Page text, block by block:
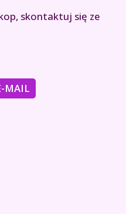
skontaktuj się ze
MAIL